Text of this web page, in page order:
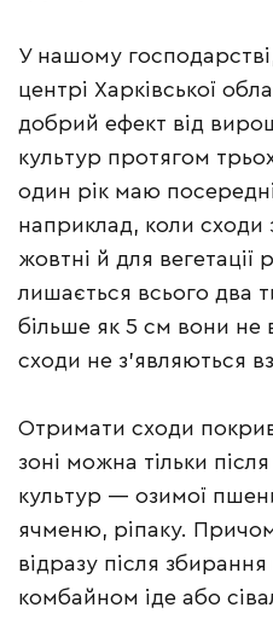
У нашому
центрі Харківської
добрий ефект від
культур протягом
один рік маю
наприклад, коли сходи
жовтні й для вегетації
лишається всього два
більше як 5 см вони не
сходи не з’являються
Отримати сходи
зоні можна тільки
культур — озимої
ячменю, ріпаку.
відразу після
комбайном іде або